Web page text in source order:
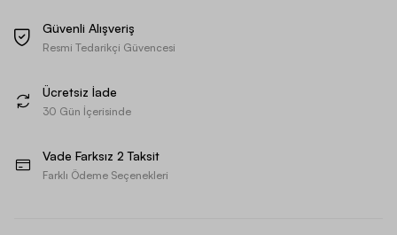
Güvenli Alışveriş
Resmi Tedarikçi Güvencesi
Ücretsiz İade
30 Gün İçerisinde
Vade Farksız 2 Taksit
Farklı Ödeme Seçenekleri